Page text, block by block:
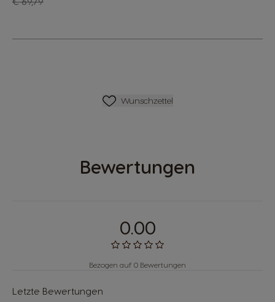
Wunschliste
Wunschzettel
Bewertungen
0.00
Bezogen auf 0 Bewertungen
Letzte Bewertungen